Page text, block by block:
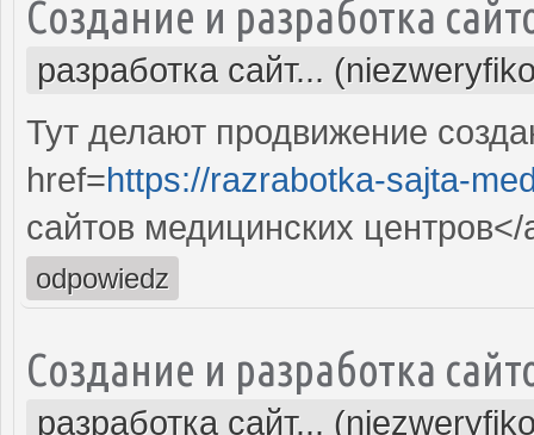
Создание и разработка
разработка сайт...
Тут делают продвижение
href=https://razrabotka-sajta-
сайтов медицинских центров</
odpowiedz
Создание и разработка
разработка сайт...